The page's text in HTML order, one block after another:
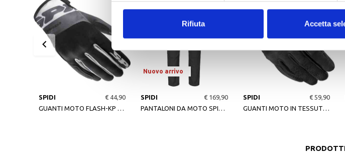
Rifiuta Accetta
SPIDI
€ 44,90
Nuovo arrivo
SPIDI
€ 169,90
SPIDI
€ 59,90